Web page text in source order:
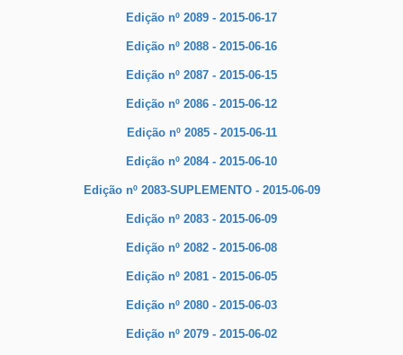
Edição nº 2089 - 2015-06-17
Edição nº 2088 - 2015-06-16
Edição nº 2087 - 2015-06-15
Edição nº 2086 - 2015-06-12
Edição nº 2085 - 2015-06-11
Edição nº 2084 - 2015-06-10
Edição nº 2083-SUPLEMENTO - 2015-06-09
Edição nº 2083 - 2015-06-09
Edição nº 2082 - 2015-06-08
Edição nº 2081 - 2015-06-05
Edição nº 2080 - 2015-06-03
Edição nº 2079 - 2015-06-02